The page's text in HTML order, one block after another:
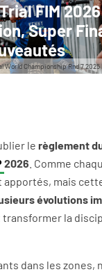
World Championship Rnd 7
FIM
Super
le règlement
2026 . Comme
mais
évolutions
la
dans les zones,